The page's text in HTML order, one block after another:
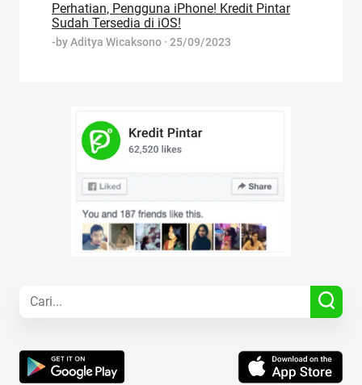
Perhatian, Pengguna iPhone! Kredit Pintar
Sudah Tersedia di iOS!
-byAditya Wicaksono · 25/09/2023